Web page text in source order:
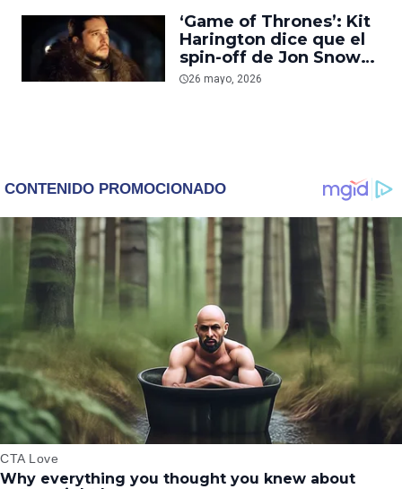
película
‘Game of Thrones’: Kit
Harington dice que el
spin-off de Jon Snow
‘no está muerto’
26 mayo, 2026